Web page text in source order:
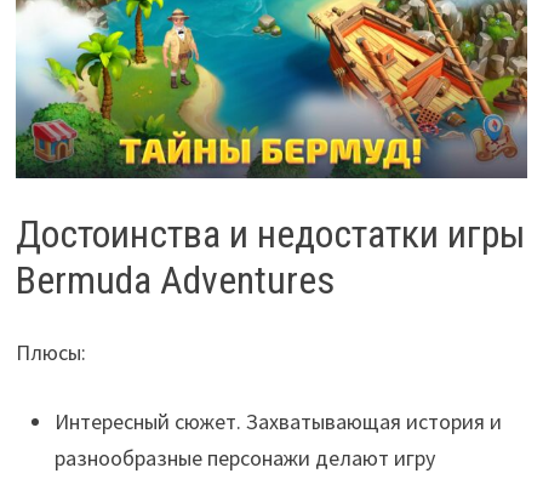
Достоинства и недостатки игры
Bermuda Adventures
Плюсы:
Интересный сюжет. Захватывающая история и
разнообразные персонажи делают игру